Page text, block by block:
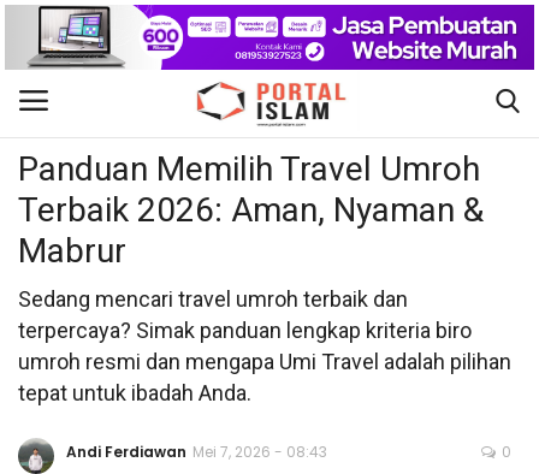
Gabung Daftar
Beranda
Berita Islam
Nasional
Khutbah Jumat
Panduan Memilih Travel Umroh
Terbaik 2026: Aman, Nyaman &
Mabrur
Sedang mencari travel umroh terbaik dan
terpercaya? Simak panduan lengkap kriteria biro
umroh resmi dan mengapa Umi Travel adalah pilihan
tepat untuk ibadah Anda.
Andi Ferdiawan Mei 7, 2026 - 08:43 0